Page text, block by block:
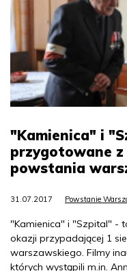
"Kamienica" i
przygotowane
powstania
31.07.2017 Powstanie
"Kamienica" i "Szpital" -
okazji przypadającej 1
warszawskiego. Filmy
których wystąpili m.in.